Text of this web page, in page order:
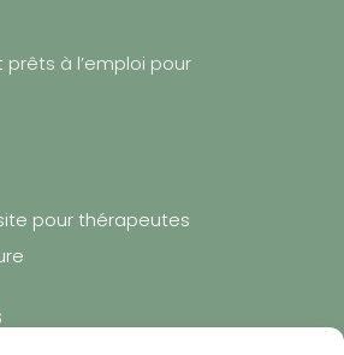
prêts à l’emploi pour
pour thérapeutes